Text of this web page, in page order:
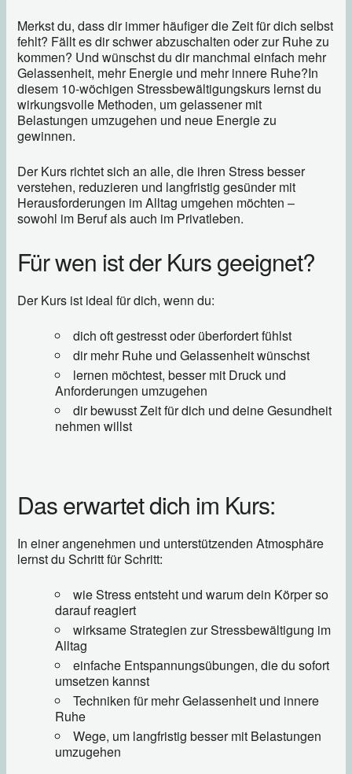
Merkst du, dass dir immer häufiger die Zeit für dich selbst
fehlt? Fällt es dir schwer abzuschalten oder zur Ruhe zu
kommen? Und wünschst du dir manchmal einfach mehr
Gelassenheit, mehr Energie und mehr innere Ruhe?In
diesem 10-wöchigen Stressbewältigungskurs lernst du
wirkungsvolle Methoden, um gelassener mit
Belastungen umzugehen und neue Energie zu
gewinnen.
Der Kurs richtet sich an alle, die ihren Stress besser
verstehen, reduzieren und langfristig gesünder mit
Herausforderungen im Alltag umgehen möchten –
sowohl im Beruf als auch im Privatleben.
Für wen ist der Kurs geeignet?
Der Kurs ist ideal für dich, wenn du:
dich oft gestresst oder überfordert fühlst
dir mehr Ruhe und Gelassenheit wünschst
lernen möchtest, besser mit Druck und
Anforderungen umzugehen
dir bewusst Zeit für dich und deine Gesundheit
nehmen willst
Das erwartet dich im Kurs:
In einer angenehmen und unterstützenden Atmosphäre
lernst du Schritt für Schritt:
wie Stress entsteht und warum dein Körper so
darauf reagiert
wirksame Strategien zur Stressbewältigung im
Alltag
einfache Entspannungsübungen, die du sofort
umsetzen kannst
Techniken für mehr Gelassenheit und innere
Ruhe
Wege, um langfristig besser mit Belastungen
umzugehen